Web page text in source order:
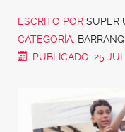
ESCRITO POR SUPER
CATEGORÍA:
PUBLICADO: 25